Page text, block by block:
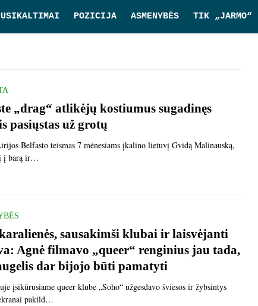
POZICIJA ASMENYBĖS TIK „JARMO“
„drag“ atlikėjų kostiumus sugadinęs
pasiųstas už grotų
Belfasto teismas 7 mėnesiams įkalino lietuvį Gvidą Malinauską,
į barą ir…
sausakimši klubai ir laisvėjanti
Agnė filmavo „queer“ renginius jau tada,
dar bijojo būti pamatyti
įsikūrusiame queer klube „Soho“ užgesdavo šviesos ir žybsintys
pakild…